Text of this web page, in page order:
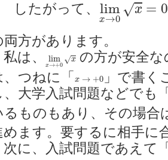
したがって、 lim
x→0
√x = 0
両方があります。
は、
lim
x→+0
√x
lim +0 xの方が安全
、つねに「
x → +0
x→ + 0
」で書く
、大学入試問題などでも
るものもあり、その場合
めます。要するに相手に
に、入試問題であえて